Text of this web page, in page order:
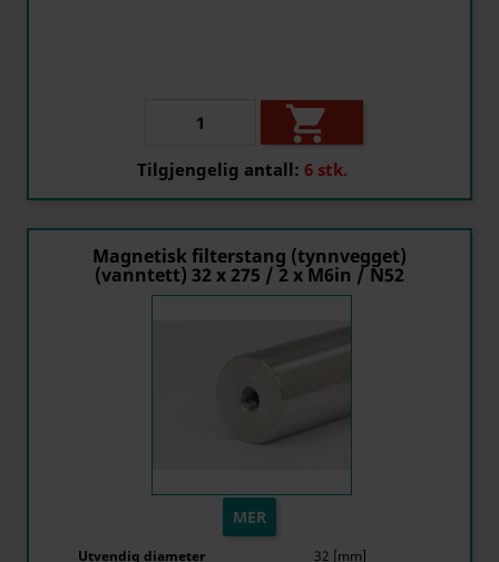

Tilgjengelig antall: 6 stk.
Magnetisk filterstang (tynnvegget)
(vanntett) 32 x 275 / 2 x M6in / N52
MER
Utvendig diameter
32 [mm]